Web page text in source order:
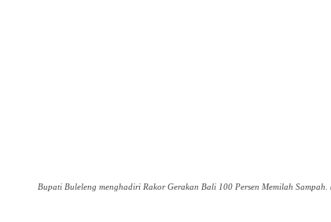
Bupati Buleleng menghadiri Rakor Gerakan Bali 100 Persen Memilah